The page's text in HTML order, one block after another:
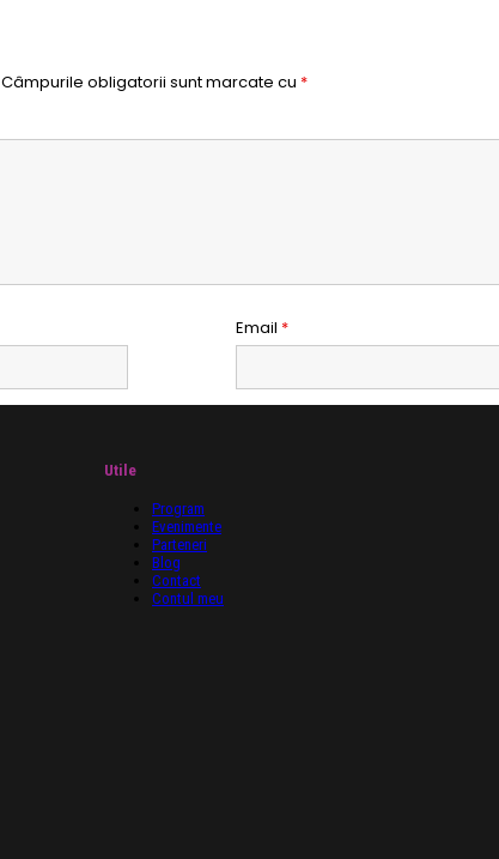
Câmpurile obligatorii sunt marcate cu *
Email *
Utile
Program
Evenimente
Parteneri
Blog
Contact
Contul meu